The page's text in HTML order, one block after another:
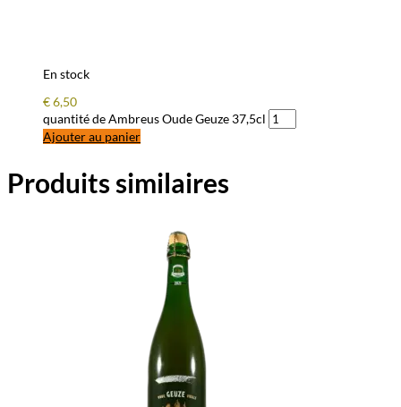
En stock
€6,50
quantité de Ambreus Oude Geuze 37,5cl
Ajouter au panier
Produits similaires